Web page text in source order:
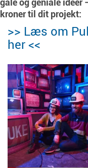
gale og geniale idéer
kroner til dit projekt:
>> Læs om
her <<